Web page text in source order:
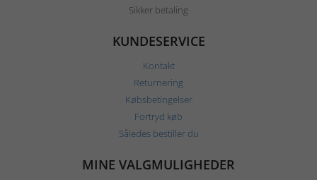
Sikker betaling
KUNDESERVICE
Kontakt
Returnering
Købsbetingelser
Fortryd køb
Således bestiller du
MINE VALGMULIGHEDER